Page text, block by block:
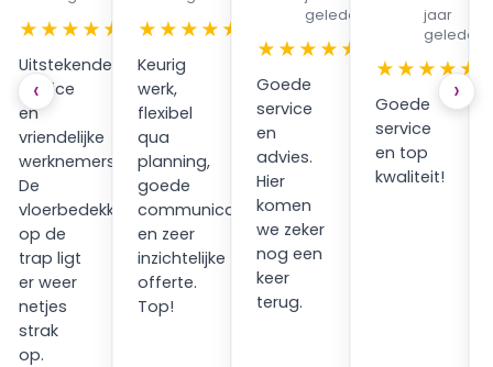
★★★★★
Uitstekende
service
en
vriendelijke
werknemers.
De
vloerbedekking
op de
trap ligt
er weer
netjes
strak
op.
★★★★★
Keurig
werk,
flexibel
qua
planning,
goede
communicatie
en zeer
inzichtelijke
offerte.
Top!
geleden
★★★★★
Goede
service
en
advies.
Hier
komen
we zeker
nog een
keer
terug.
jaar
geleden
★★★★★
Goede
service
en top
kwaliteit!
‹ ›